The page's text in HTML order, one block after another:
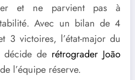
et ne parvient pas à
Avec un bilan de 4
3 victoires, l’état-major du
de rétrograder João
l’équipe réserve.